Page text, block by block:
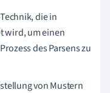
die in
wird, um einen
des Parsens zu
von Mustern